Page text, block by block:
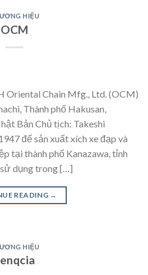
HIỆU
OCM
Oriental Chain Mfg., Ltd. (OCM)
Thành phố Hakusan,
Bản Chủ tịch: Takeshi
để sản xuất xích xe đạp và
tại thành phố Kanazawa, tỉnh
dụng trong […]
READING →
HIỆU